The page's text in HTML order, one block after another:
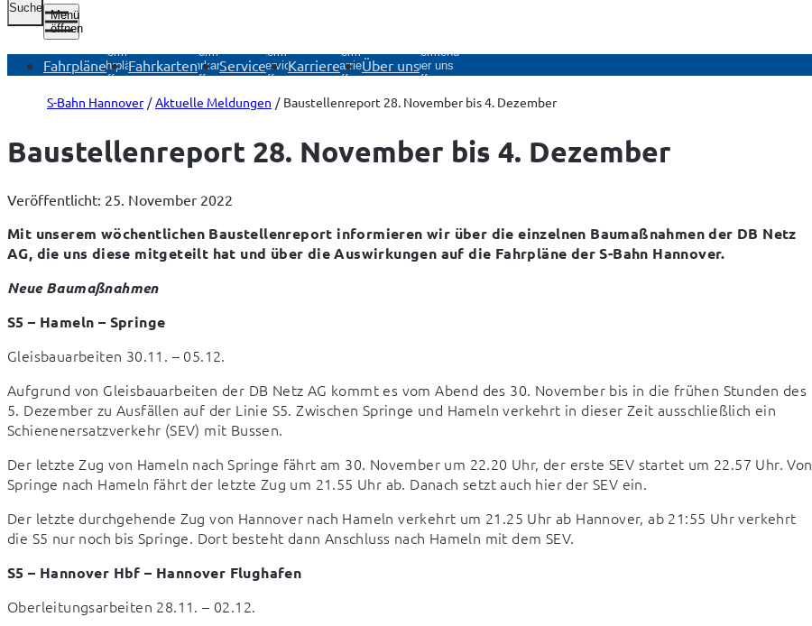
Suche
Menü
öffnen
Fahrpläne
Untermenü
Fahrpläne
öffnen
Fahrkarten
Untermenü
Fahrkarten
öffnen
Service
Untermenü
Service
öffnen
Karriere
Untermenü
Karriere
öffnen
Über uns
Untermenü
Über uns
öffnen
S-Bahn Hannover Aktuelle Meldungen Baustellenreport 28. November bis 4. Dezember
Baustellenreport 28. November bis 4. Dezember
Veröffentlicht: 25. November 2022
Mit unserem wöchentlichen Baustellenreport informieren wir über die einzelnen Baumaßnahmen der DB Netz
AG, die uns diese mitgeteilt hat und über die Auswirkungen auf die Fahrpläne der S-Bahn Hannover.
Neue Baumaßnahmen
S5 – Hameln – Springe
Gleisbauarbeiten 30.11. – 05.12.
Aufgrund von Gleisbauarbeiten der DB Netz AG kommt es vom Abend des 30. November bis in die frühen Stunden des
5. Dezember zu Ausfällen auf der Linie S5. Zwischen Springe und Hameln verkehrt in dieser Zeit ausschließlich ein
Schienenersatzverkehr (SEV) mit Bussen.
Der letzte Zug von Hameln nach Springe fährt am 30. November um 22.20 Uhr, der erste SEV startet um 22.57 Uhr. Von
Springe nach Hameln fährt der letzte Zug um 21.55 Uhr ab. Danach setzt auch hier der SEV ein.
Der letzte durchgehende Zug von Hannover nach Hameln verkehrt um 21.25 Uhr ab Hannover, ab 21:55 Uhr verkehrt
die S5 nur noch bis Springe. Dort besteht dann Anschluss nach Hameln mit dem SEV.
S5 – Hannover Hbf – Hannover Flughafen
Oberleitungsarbeiten 28.11. – 02.12.